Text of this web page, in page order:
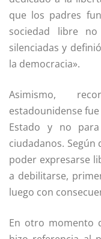
que los padres
sociedad libre
silenciadas y
la democracia».
Asimismo,
estadounidense
Estado y no
ciudadanos.
poder expresarse
a debilitarse,
luego con
En otro momento